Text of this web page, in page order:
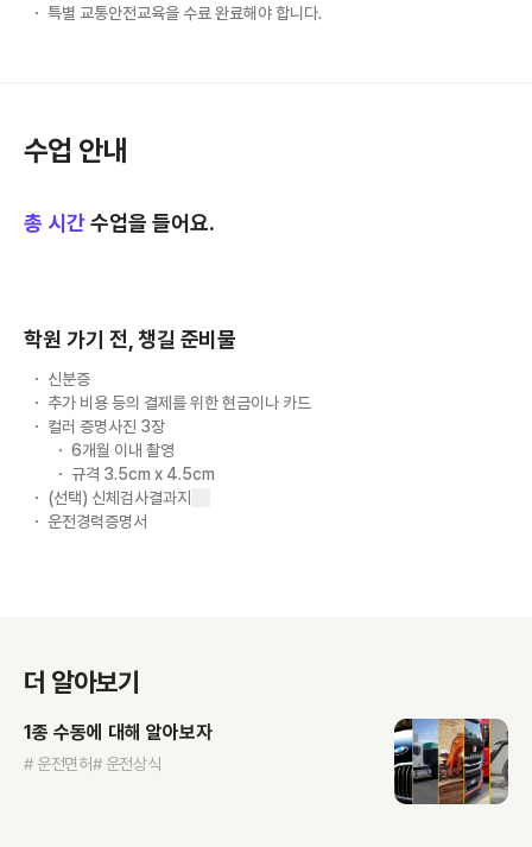
특별 교통안전교육을 수료 완료해야 합니다.
수업 안내
총 시간수업을 들어요.
학원 가기 전, 챙길 준비물
신분증
추가 비용 등의 결제를 위한 현금이나 카드
컬러 증명사진 3장
6개월 이내 촬영
규격 3.5cm x 4.5cm
(선택) 신체검사결과지
운전경력증명서
더 알아보기
1종 수동에 대해 알아보자
# 운전면허# 운전상식